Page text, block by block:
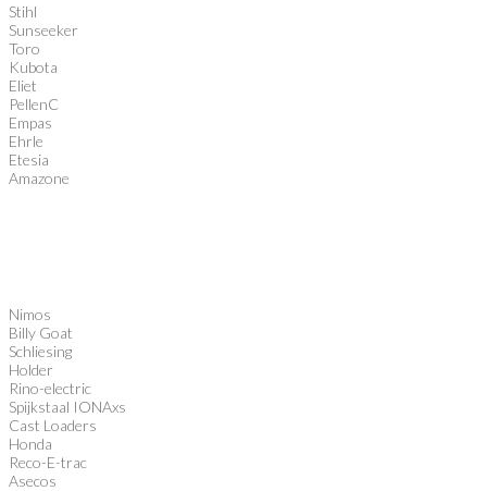
Stihl
Sunseeker
Toro
Kubota
Eliet
PellenC
Empas
Ehrle
Etesia
Amazone
Nimos
Billy Goat
Schliesing
Holder
Rino-electric
Spijkstaal IONAxs
Cast Loaders
Honda
Reco-E-trac
Asecos